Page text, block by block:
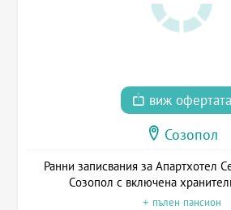
виж офертата
Созопол
Ранни записвания за Апартхотел
Созопол с включена
+ пълен пансион